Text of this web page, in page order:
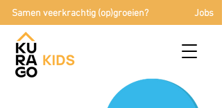
Samen veerkrachtig (op)groeien? Jobs